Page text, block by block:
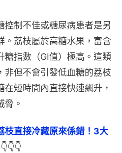
控制不佳或糖尿病患者是另
。荔枝屬於高糖水果，富含
糖指數（GI值）極高。這類
非但不會引發低血糖的荔枝
短時間內直接快速飆升，
脅。
枝直接冷藏原來係錯！3大
👇👇👇